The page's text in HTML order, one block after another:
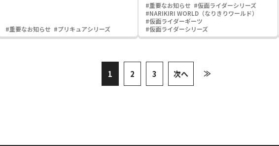
#重要なお知らせ #プリキュアシリーズ
#重要なお知らせ #仮面ライダーシリーズ
#NARIKIRI WORLD（なりきりワールド）
#仮面ライダーギーツ
#仮面ライダーシリーズ
1 2 3 次へ ≫